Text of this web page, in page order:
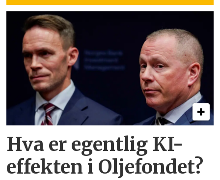
Hva er egentlig KI-
effekten i Oljefondet?